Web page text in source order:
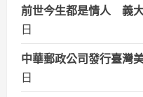
前世今生都是情人 義
日
中華郵政公司發行臺灣
日